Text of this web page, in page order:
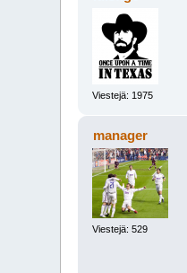
Viestejä: 1975
manager
Viestejä: 529